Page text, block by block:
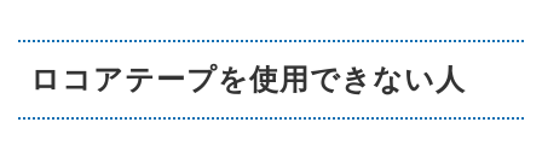
ロコアテープを使用できない人